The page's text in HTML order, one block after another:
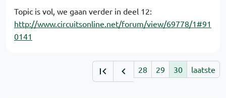
Topic is vol, we gaan verder in deel 12:
http://www.circuitsonline.net/forum/view/69778/1#91
0141
28 29 30 laatste